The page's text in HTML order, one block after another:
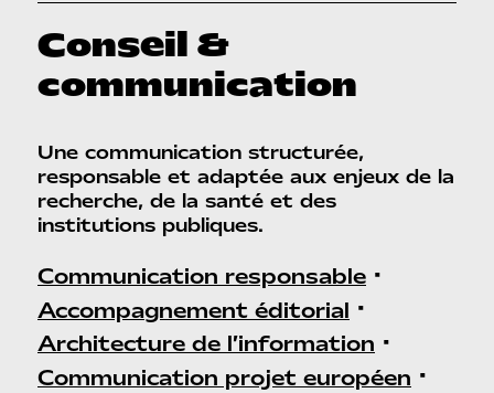
Conseil &
communication
Une communication structurée,
responsable et adaptée aux enjeux de la
recherche, de la santé et des
institutions publiques.
Communication responsable •
Accompagnement éditorial •
Architecture de l’information •
Communication projet européen •